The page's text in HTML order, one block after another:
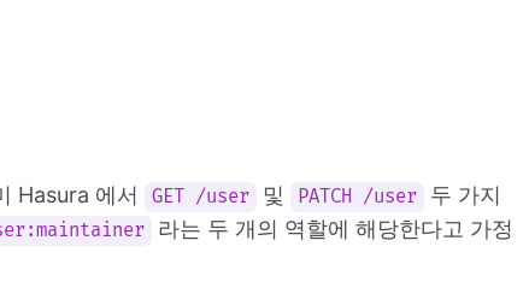
Hasura 에서 GET /user 및 PATCH /user
두 가지
라는 두 개의 역할에 해당한다고 가정